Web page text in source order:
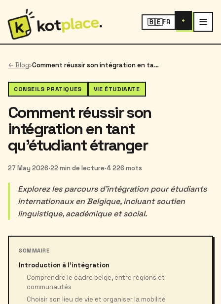
🇧🇪FR +
← Blog› Comment réussir son intégration en tant qu'étudiant étranger
CONSEILS PRATIQUES VIE ÉTUDIANTE
Comment réussir son
intégration en tant
qu'étudiant étranger
27 May 2026·22 min de lecture·4 226 mots
Explorez les parcours d'intégration pour étudiants
internationaux en Belgique, incluant soutien
linguistique, académique et social.
SOMMAIRE
Introduction à l’intégration
Comprendre le cadre belge, entre régions et
communautés
Choisir son lieu de vie et organiser la mobilité